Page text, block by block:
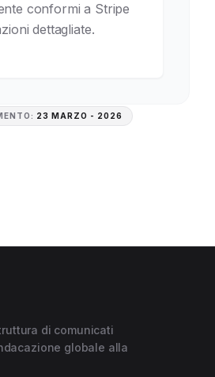
conformi a Stripe
dettagliate.
23 MARZO - 2026
di comunicati
globale alla